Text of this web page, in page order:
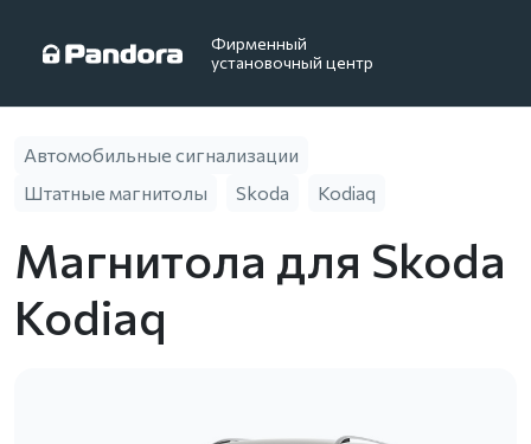
Фирменный
установочный центр
Автомобильные сигнализации
Штатные магнитолы
Skoda Kodiaq
Магнитола для Skoda
Kodiaq